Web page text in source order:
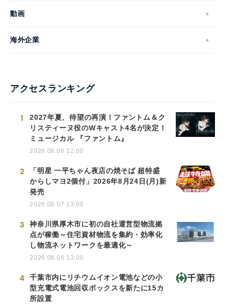
動画
海外企業
アクセスランキング
1
2027年夏、待望の再演！ファントム＆ク
リスティーヌ役のWキャスト4名が決定！
ミュージカル 『ファントム』
2026.08.06 12:00
2
「明星 一平ちゃん夜店の焼そば 超特盛
からしマヨ2個付」2026年8月24日(月)新
発売
2026.08.07 13:00
3
神奈川県厚木市に初の自社運営型物流拠
点が稼働～住宅資材物流を集約・効率化
し物流ネットワークを最適化～
2026.08.06 13:00
4
千葉市内にリチウムイオン電池などの小
型充電式電池回収ボックスを新たに15カ
所設置